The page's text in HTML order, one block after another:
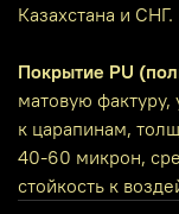
Казахстана и СНГ.
Покрытие PU
матовую
к царапинам,
40-60 микрон,
стойкость к